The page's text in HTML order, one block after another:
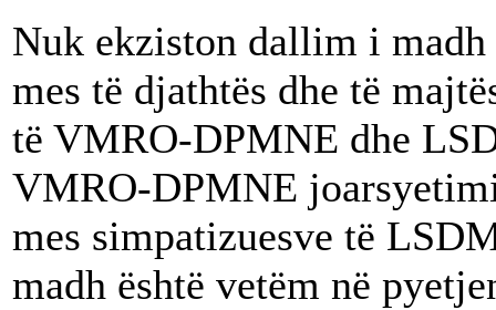
Nuk ekziston dallim i
mes të djathtës dhe të
të VMRO-DPMNE dhe
VMRO-DPMNE
mes simpatizuesve të
madh është vetëm në